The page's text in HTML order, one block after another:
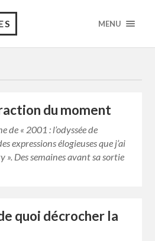
MENU
du moment
de « 2001 : l’odyssée de
expressions élogieuses que j’ai
». Des semaines avant sa sortie
quoi décrocher la